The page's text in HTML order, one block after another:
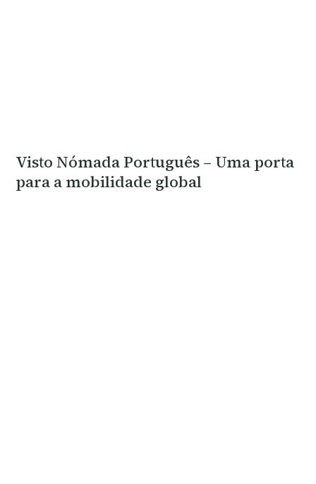
Visto Nómada Português – Uma porta
para a mobilidade global